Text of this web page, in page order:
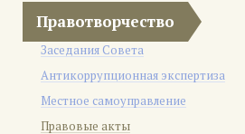
Правотворчество
Заседания Совета
Антикоррупционная экспертиза
Местное самоуправление
Правовые акты